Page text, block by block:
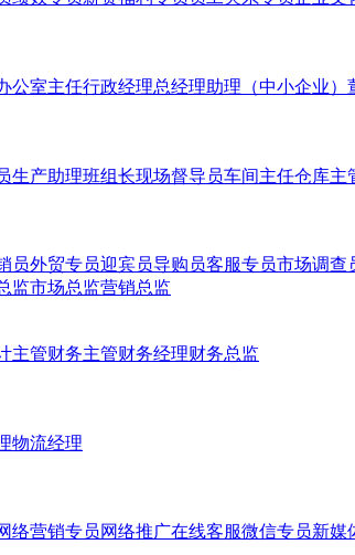
公室主任行政经理总经理助理（中小企业）
生产助理班组长现场督导员车间主任仓库主
员外贸专员迎宾员导购员客服专员市场调查
监市场总监营销总监
主管财务主管财务经理财务总监
物流经理
络营销专员网络推广在线客服微信专员新媒